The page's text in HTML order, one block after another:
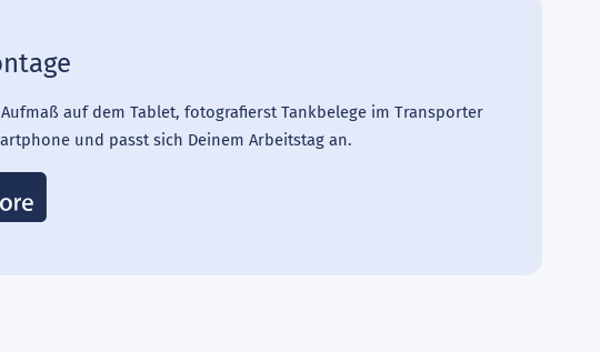
auf dem Tablet, fotografierst Tankbelege im Transporter
und passt sich Deinem Arbeitstag an.